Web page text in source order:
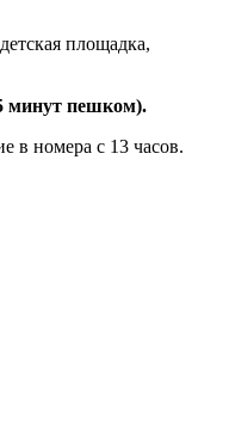
площадка,
минут пешком).
в номера с 13 часов.